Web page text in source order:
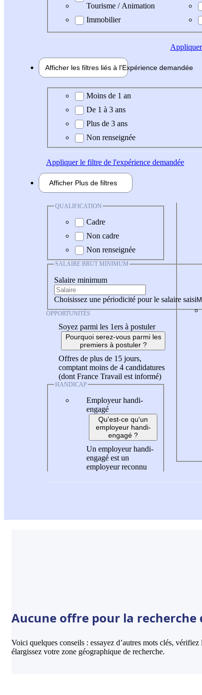
Tourisme / Animation
Immobilier
Appliquer
Afficher les filtres liés à l'Expérience demandée
Expérience demandée
Moins de 1 an
De 1 à 3 ans
Plus de 3 ans
Non renseignée
Appliquerle filtre de l'expérience demandée
Afficher Plus de filtres
QUALIFICATION
Cadre
Non cadre
Non renseignée
SALAIRE BRUT MINIMUM
Salaire minimum
Choisissez une périodicité pour le salaire saisi
OPPORTUNITÉS
Soyez parmi les 1ers à postuler
Pourquoi serez-vous parmi les
premiers à postuler ?
Offres de plus de 15 jours,
comptant moins de 4 candidatures
(dont France Travail est informé)
HANDICAP
Employeur handi-
engagé
Qu'est-ce qu'un
employeur handi-
engagé ?
Un employeur handi-
engagé est un
employeur reconnu
Aucune offre pour la recherche
Voici quelques conseils : essayez d’autres mots clés, vérifiez
élargissez votre zone géographique de recherche.